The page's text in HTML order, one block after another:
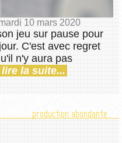
10 mars 2020
jeu sur pause pour
C'est avec regret
n'y aura pas
lire la suite...
production abondante